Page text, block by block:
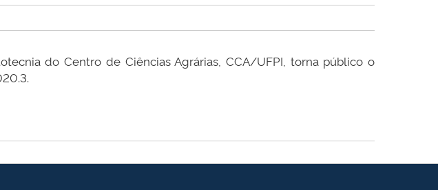
do Centro de Ciências Agrárias, CCA/UFPI, torna público o